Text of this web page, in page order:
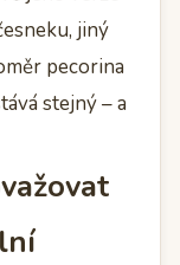
jiný
pecorina
stejný – a